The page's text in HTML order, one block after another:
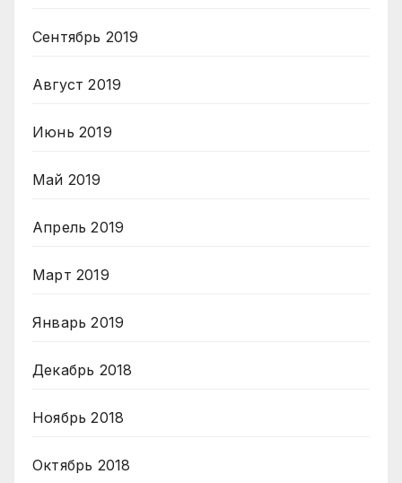
Сентябрь 2019
Август 2019
Июнь 2019
Май 2019
Апрель 2019
Март 2019
Январь 2019
Декабрь 2018
Ноябрь 2018
Октябрь 2018